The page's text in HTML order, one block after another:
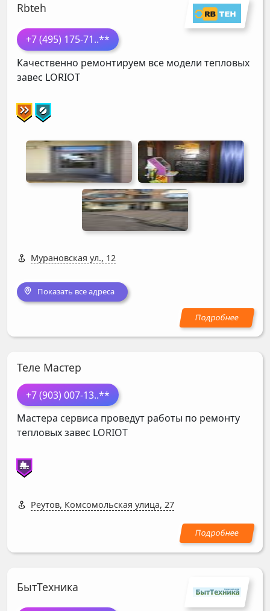
Rbteh
+7 (495) 175-71..**
Качественно ремонтируем все модели тепловых
завес LORIOT
Мурановская ул., 12
Показать все адреса
Теле Мастер
+7 (903) 007-13..**
Мастера сервиса проведут работы по ремонту
тепловых завес LORIOT
Реутов, Комсомольская улица, 27
БытТехника